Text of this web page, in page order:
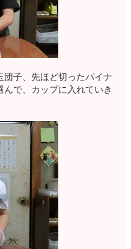
子、先ほど切ったパイナ
で、カップに入れていき